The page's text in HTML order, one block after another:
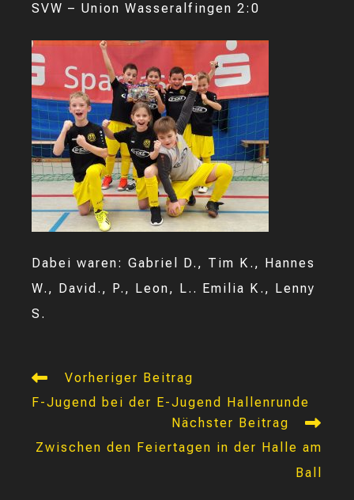
SVW – Union Wasseralfingen 2:0
Dabei waren: Gabriel D., Tim K., Hannes
W., David., P., Leon, L.. Emilia K., Lenny
S.
Weitere
ansehen
Vorheriger Beitrag
F-Jugend bei der E-Jugend Hallenrunde
Nächster Beitrag
Zwischen den Feiertagen in der Halle am
Ball